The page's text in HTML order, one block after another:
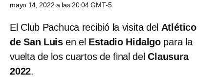
mayo 14, 2022 a las 20:04 GMT-5
El Club Pachuca recibió la visita del Atlético
de San Luis en el Estadio Hidalgo para la
vuelta de los cuartos de final delClausura
2022.